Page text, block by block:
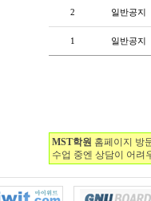
2 일반공지
1 일반공지
MST학원 홈페이지 방
수업 중엔 상담이 어려